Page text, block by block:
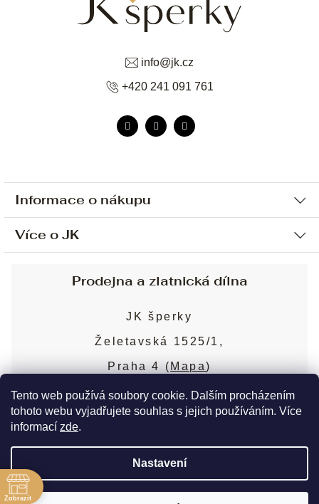
Tento web používá soubory cookie. Dalším procházením
tohoto webu vyjadřujete souhlas s jejich používáním. Více
informací zde.
Nastavení
Informace o nákupu
Ochrana osobních údajů
Sjednání osobní schůzky
Obchodní podmínky
Puncovní značky
Více o JK
Blog
Nejčastější dotazy
info@jk.cz
+420 241 091 761
Prodejna a zlatnická dílna
JK šperky
Želetavská 1525/1,
Praha 4 ( Mapa)
Více o prodejně
Copyright 2026JK šperky. Všechna práva
vyhrazena. Upravit nastavení cookies
Zobrazit